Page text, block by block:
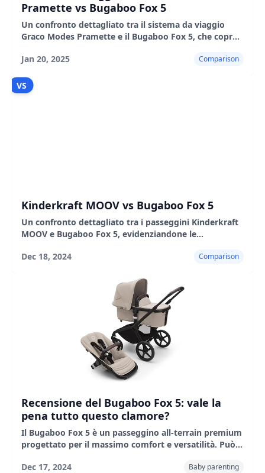
Pramette vs Bugaboo Fox 5
Un confronto dettagliato tra il sistema da viaggio
Graco Modes Pramette e il Bugaboo Fox 5, che copre
Jan 20, 2025
Comparison
VS
Kinderkraft MOOV vs Bugaboo Fox 5
Un confronto dettagliato tra i passeggini Kinderkraft
MOOV e Bugaboo Fox 5, evidenziandone le
Dec 18, 2024
Comparison
Recensione del Bugaboo Fox 5: vale la
pena tutto questo clamore?
Il Bugaboo Fox 5 è un passeggino all-terrain premium
progettato per il massimo comfort e versatilità. Può
sedile regolabile e il cestino spazioso sono ideali per
Dec 17, 2024 Baby parenting